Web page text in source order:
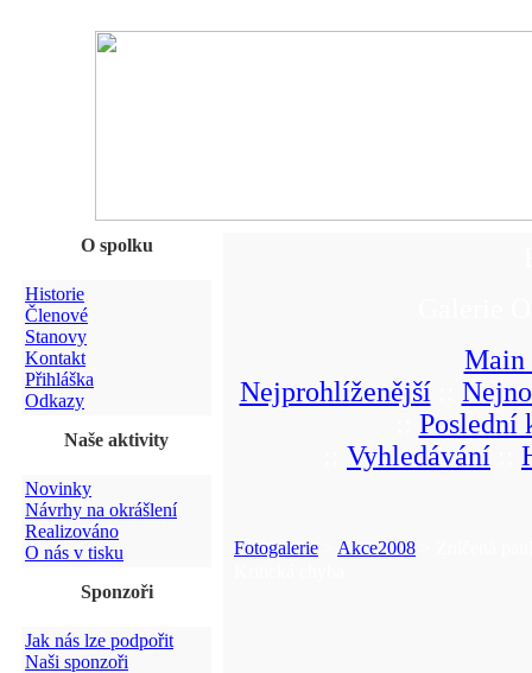
O spolku
Historie
Členové
Stanovy
Kontakt
Přihláška
Odkazy
Naše aktivity
Novinky
Návrhy na okrášlení
Realizováno
O nás v tisku
Sponzoři
Jak nás lze podpořit
Naši sponzoři
Main
Nejprohlíženější::
Poslední
Vyhledávání
Fotogalerie Akce2008